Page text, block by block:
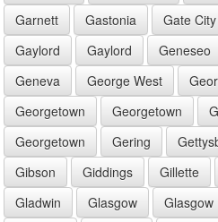
Garnett
Gastonia Gate City
Gaylord
Gaylord Geneseo
Geneva
George West
Georgetown
Georgetown
Georgetown
Gering
Gibson
Giddings Gillette
Gladwin
Glasgow Glasgow